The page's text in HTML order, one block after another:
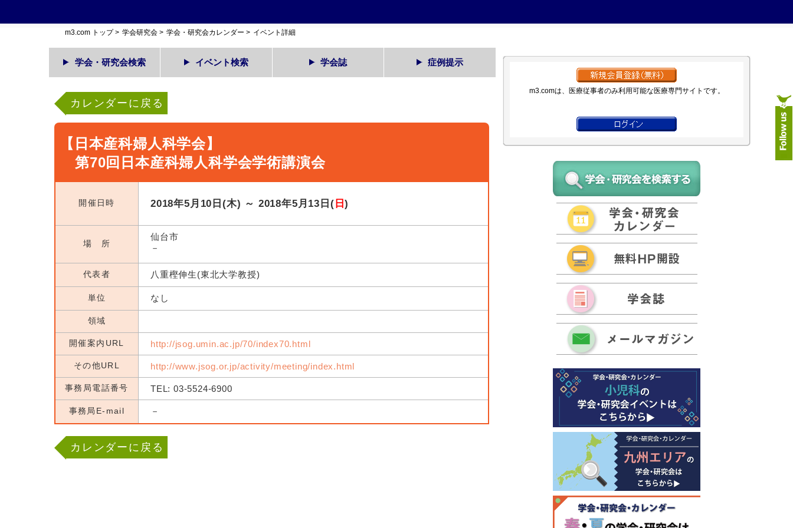
m3.com トップ> 学会研究会 > 学会・研究会カレンダー > イベント詳細
学会・研究会検索 イベント検索 学会誌 症例提示
カレンダーに戻る
【日本産科婦人科学会】
第70回日本産科婦人科学会学術講演会
開催日時 2018年5月10日(木) ～ 2018年5月13日( 日)
場 所
仙台市
－
代表者 八重樫伸生(東北大学教授)
単位 なし
領域
開催案内URL http://jsog.umin.ac.jp/70/index70.html
その他URL http://www.jsog.or.jp/activity/meeting/index.html
事務局電話番号 TEL: 03-5524-6900
事務局E-mail －
カレンダーに戻る
m3.comは、医療従事者のみ利用可能な医療専門サイトです。